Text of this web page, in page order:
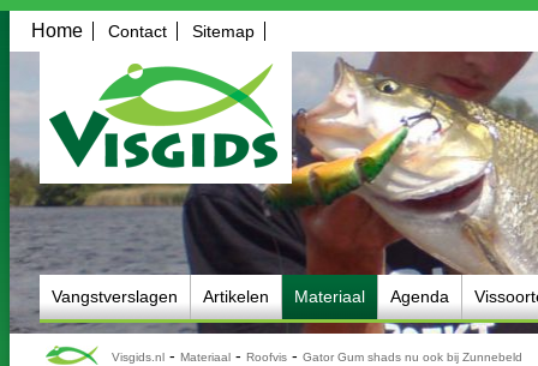
Home Contact Sitemap
Vangstverslagen Artikelen Materiaal Agenda
Visgids.nl - Materiaal - Roofvis - Gator Gum shads nu ook bij Zunnebeld